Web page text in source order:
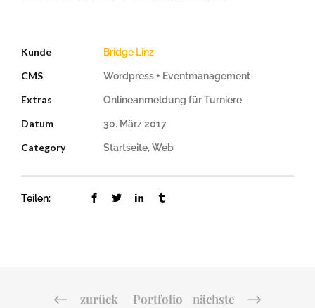
Kunde Bridge Linz
CMS Wordpress + Eventmanagement
Extras Onlineanmeldung für Turniere
Datum 30. März 2017
Category Startseite, Web
Teilen:
zurück Portfolio nächste